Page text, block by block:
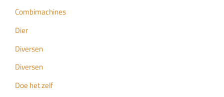
Combimachines
Dier
Diversen
Diversen
Doe het zelf